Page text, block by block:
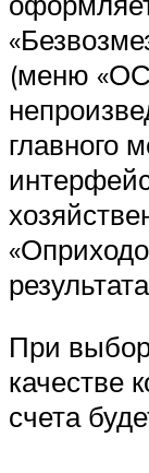
(меню
главного
При
качестве
счета